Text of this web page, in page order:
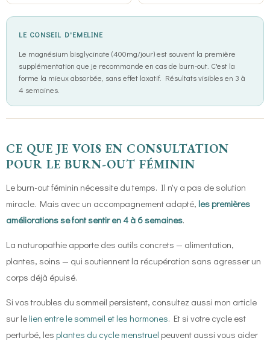
LE CONSEIL D'EMELINE
Le magnésium bisglycinate (400mg/jour) est souvent la première
supplémentation que je recommande en cas de burn-out. C'est la
forme la mieux absorbée, sans effet laxatif. Résultats visibles en 3 à
4 semaines.
CE QUE JE VOIS EN CONSULTATION
POUR LE BURN-OUT FÉMININ
Le burn-out féminin nécessite du temps. Il n'y a pas de solution
miracle. Mais avec un accompagnement adapté, les premières
améliorations se font sentir en 4 à 6 semaines.
La naturopathie apporte des outils concrets — alimentation,
plantes, soins — qui soutiennent la récupération sans agresser un
corps déjà épuisé.
Si vos troubles du sommeil persistent, consultez aussi mon article
sur le lien entre le sommeil et les hormones. Et si votre cycle est
perturbé, les plantes du cycle menstruel peuvent aussi vous aider